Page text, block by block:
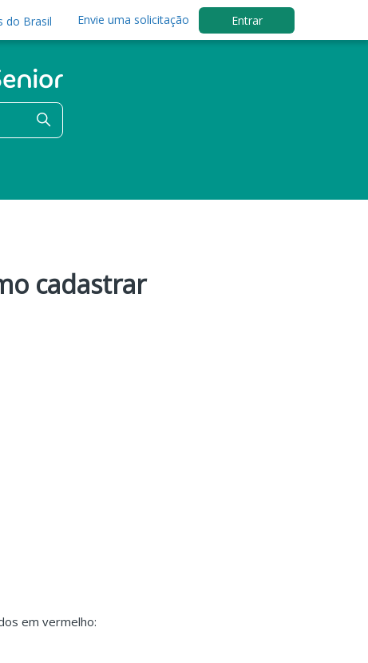
do Brasil Envie uma solicitação Entrar
cadastrar
em vermelho: